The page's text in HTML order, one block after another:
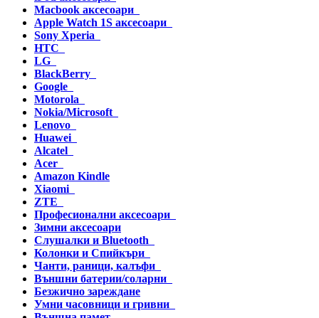
Macbook аксесоари
Apple Watch 1S аксесоари
Sony Xperia
HTC
LG
BlackBerry
Google
Motorola
Nokia/Microsoft
Lenovo
Huawei
Alcatel
Acer
Amazon Kindle
Xiaomi
ZTE
Професионални аксесоари
Зимни аксесоари
Слушалки и Bluetooth
Колонки и Спийкъри
Чанти, раници, калъфи
Външни батерии/соларни
Безжично зареждане
Умни часовници и гривни